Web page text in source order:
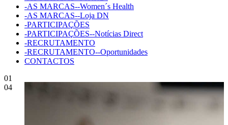
-AS MARCAS--Women´s Health
-AS MARCAS--Loja DN
-PARTICIPAÇÕES
-PARTICIPAÇÕES--Notícias Direct
-RECRUTAMENTO
-RECRUTAMENTO--Oportunidades
CONTACTOS
01
04